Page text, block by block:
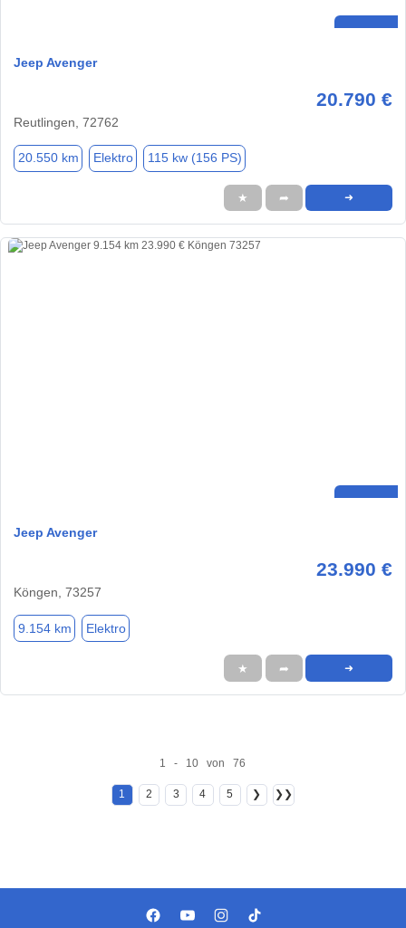
Jeep Avenger
20.790 €
Reutlingen, 72762
20.550 km Elektro 115 kw (156 PS)
★ ➦ ➜
Jeep Avenger
23.990 €
Köngen, 73257
9.154 km Elektro
★ ➦ ➜
1 - 10 von 76
1 2 3 4 5 ❯ ❯❯